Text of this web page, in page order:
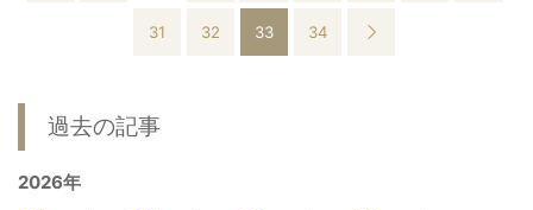
31 32 33 34
過去の記事
2026年